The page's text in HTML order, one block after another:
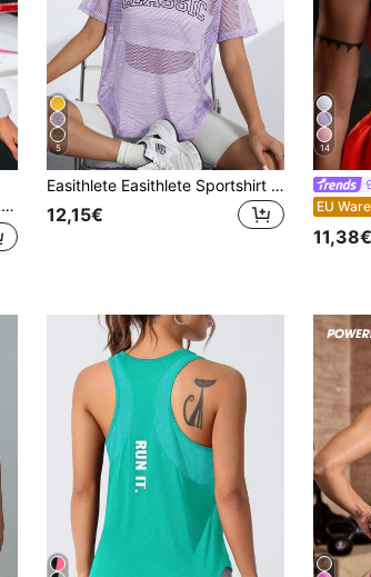
5
Easithlete Easithlete Sportshirt mit rundem Ausschnitt, kurzen Ärmeln und Buchstaben-Muster, Sommer
12,15€
14
11,38€